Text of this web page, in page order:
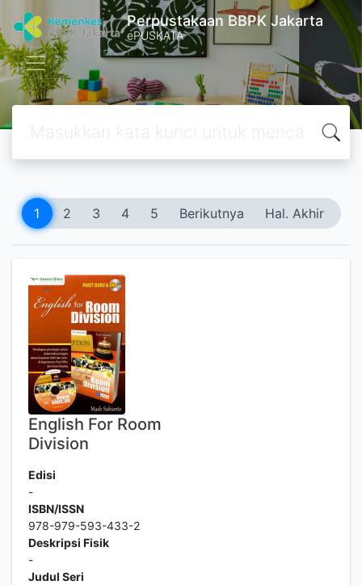
Perpustakaan BBPK Jakarta
ePUSKATA
1 2 3 4 5 Berikutnya Hal. Akhir
English For Room
Division
Edisi
-
ISBN/ISSN
978-979-593-433-2
Deskripsi Fisik
-
Judul Seri